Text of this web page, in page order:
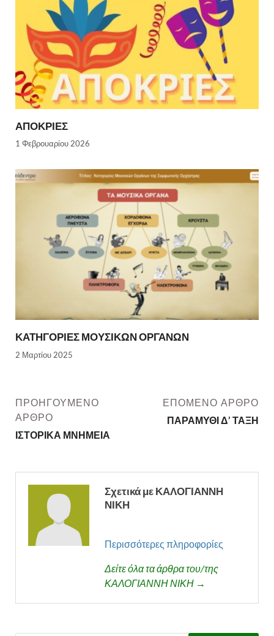
ΑΠΟΚΡΙΕΣ
1 Φεβρουαρίου 2026
ΚΑΤΗΓΟΡΙΕΣ ΜΟΥΣΙΚΩΝ ΟΡΓΑΝΩΝ
2 Μαρτίου 2025
ΠΡΟΗΓΟΎΜΕΝΟ
ΆΡΘΡΟ
ΙΣΤΟΡΙΚΑ ΜΝΗΜΕΙΑ
ΕΠΌΜΕΝΟ ΆΡΘΡΟ
ΠΑΡΑΜΥΘΙ Δ’ ΤΑΞΗ
Σχετικά με ΚΑΛΟΓΙΑΝΝΗ
ΝΙΚΗ
Περισσότερες πληροφορίες
Δείτε όλα τα άρθρα του/της
ΚΑΛΟΓΙΑΝΝΗ ΝΙΚΗ →